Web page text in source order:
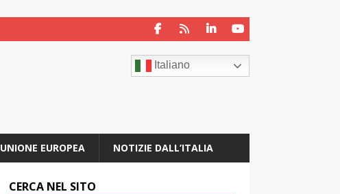
Italiano
UNIONE EUROPEA NOTIZIE DALL’ITALIA
CERCA NEL SITO